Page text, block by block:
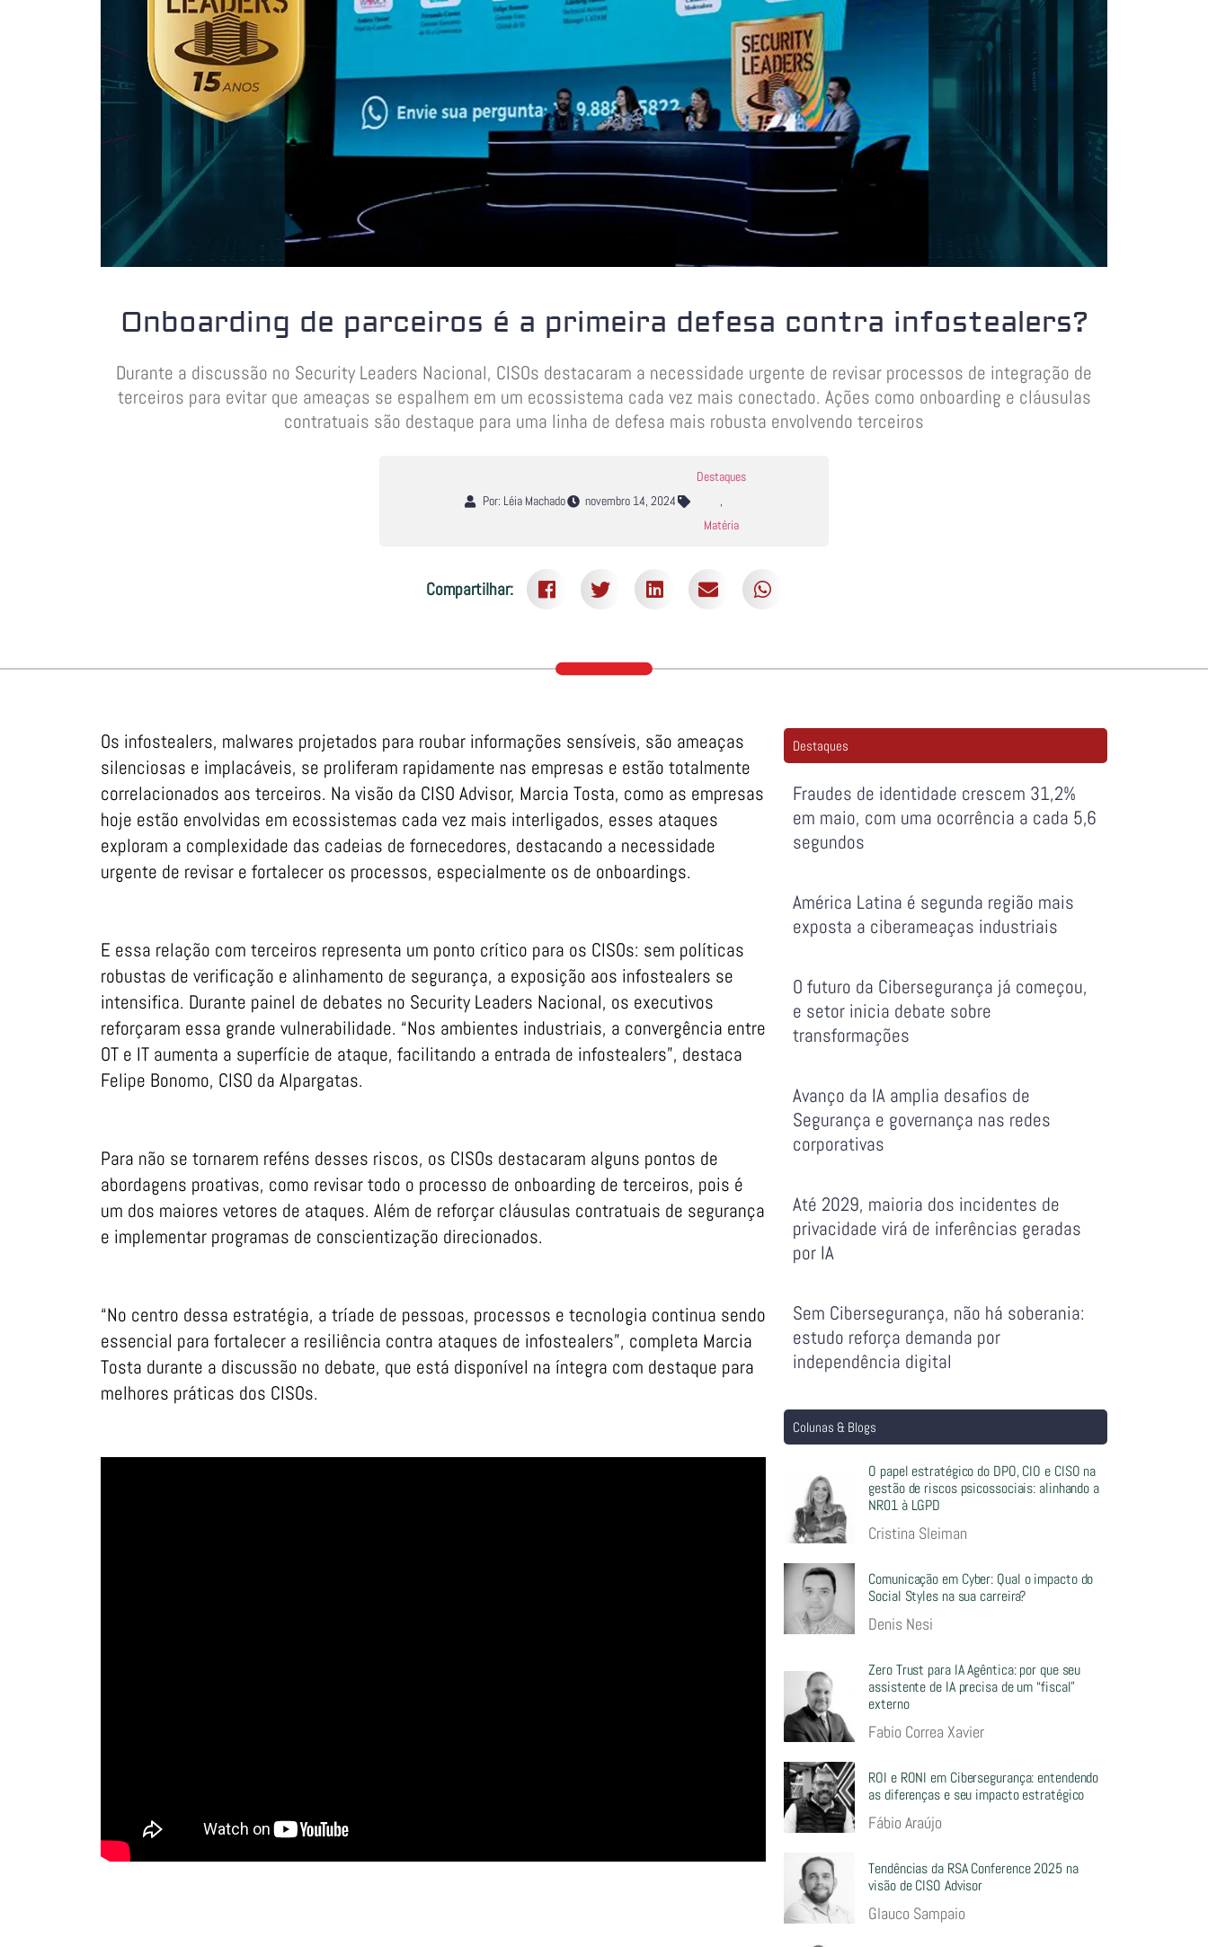
Onboarding de parceiros é a primeira defesa contra infostealers?
Durante a discussão no Security Leaders Nacional, CISOs destacaram a necessidade urgente de revisar processos de integração de
terceiros para evitar que ameaças se espalhem em um ecossistema cada vez mais conectado. Ações como onboarding e cláusulas
contratuais são destaque para uma linha de defesa mais robusta envolvendo terceiros
Por: Léia Machado novembro 14, 2024
Destaques
,
Matéria
Compartilhar:
Os infostealers, malwares projetados para roubar informações sensíveis, são ameaças
silenciosas e implacáveis, se proliferam rapidamente nas empresas e estão totalmente
correlacionados aos terceiros. Na visão da CISO Advisor, Marcia Tosta, como as empresas
hoje estão envolvidas em ecossistemas cada vez mais interligados, esses ataques
exploram a complexidade das cadeias de fornecedores, destacando a necessidade
urgente de revisar e fortalecer os processos, especialmente os de onboardings.
E essa relação com terceiros representa um ponto crítico para os CISOs: sem políticas
robustas de verificação e alinhamento de segurança, a exposição aos infostealers se
intensifica. Durante painel de debates no Security Leaders Nacional, os executivos
reforçaram essa grande vulnerabilidade. “Nos ambientes industriais, a convergência entre
OT e IT aumenta a superfície de ataque, facilitando a entrada de infostealers”, destaca
Felipe Bonomo, CISO da Alpargatas.
Para não se tornarem reféns desses riscos, os CISOs destacaram alguns pontos de
abordagens proativas, como revisar todo o processo de onboarding de terceiros, pois é
um dos maiores vetores de ataques. Além de reforçar cláusulas contratuais de segurança
e implementar programas de conscientização direcionados.
“No centro dessa estratégia, a tríade de pessoas, processos e tecnologia continua sendo
essencial para fortalecer a resiliência contra ataques de infostealers”, completa Marcia
Tosta durante a discussão no debate, que está disponível na íntegra com destaque para
melhores práticas dos CISOs.
Destaques
Fraudes de identidade crescem 31,2%
em maio, com uma ocorrência a cada 5,6
segundos
América Latina é segunda região mais
exposta a ciberameaças industriais
O futuro da Cibersegurança já começou,
e setor inicia debate sobre
transformações
Avanço da IA amplia desafios de
Segurança e governança nas redes
corporativas
Até 2029, maioria dos incidentes de
privacidade virá de inferências geradas
por IA
Sem Cibersegurança, não há soberania:
estudo reforça demanda por
independência digital
Colunas & Blogs
O papel estratégico do DPO, CIO e CISO na
gestão de riscos psicossociais: alinhando a
NR01 à LGPD
Cristina Sleiman
Comunicação em Cyber: Qual o impacto do
Social Styles na sua carreira?
Denis Nesi
Zero Trust para IA Agêntica: por que seu
assistente de IA precisa de um “fiscal”
externo
Fabio Correa Xavier
ROI e RONI em Cibersegurança: entendendo
as diferenças e seu impacto estratégico
Fábio Araújo
Tendências da RSA Conference 2025 na
visão de CISO Advisor
Glauco Sampaio